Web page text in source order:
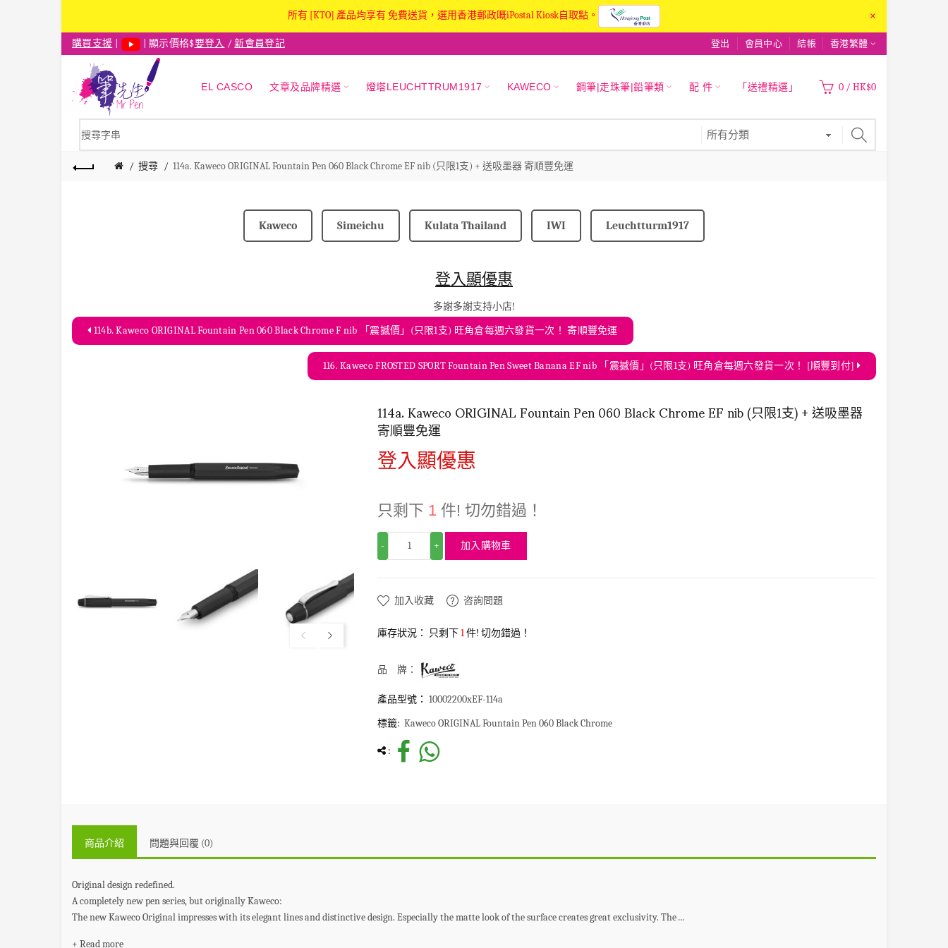
所有 [KTO] 產品均享有 免費送貨，選用香港郵政嘅iPostal Kiosk自取點。 ×
購買支援 | 顯示價格$要登入 /新會員登記 登出 會員中心 結帳 香港繁體
EL CASCO 文章及品牌精選 燈塔LEUCHTTRUM1917 KAWECO 鋼筆|走珠筆|鉛筆類 配 件 「送禮精選」 0 / HK$0
搜尋 114a. Kaweco ORIGINAL Fountain Pen 060 Black Chrome EF nib (只限1支) + 送吸墨器 寄順豐免運
Kaweco Simeichu Kulata Thailand IWI Leuchtturm1917
登入顯優惠
多謝多謝支持小店!
114b. Kaweco ORIGINAL Fountain Pen 060 Black Chrome F nib 「震撼價」(只限1支) 旺角倉每週六發貨一次！ 寄順豐免運
116. Kaweco FROSTED SPORT Fountain Pen Sweet Banana EF nib 「震撼價」(只限1支) 旺角倉每週六發貨一次！ [順豐到付]
114a. Kaweco ORIGINAL Fountain Pen 060 Black Chrome EF nib (只限1支) + 送吸墨器
寄順豐免運
登入顯優惠
只剩下 1 件! 切勿錯過！
- + 加入購物車
加入收藏 咨詢問題
庫存狀況： 只剩下1件! 切勿錯過！
品 牌：
產品型號： 10002200xEF-114a
標籤: Kaweco ORIGINAL Fountain Pen 060 Black Chrome
:
商品介紹 問題與回覆 (0)
Original design redefined.
A completely new pen series, but originally Kaweco:
The new Kaweco Original impresses with its elegant lines and distinctive design. Especially the matte look of the surface creates great exclusivity. The...
+ Read more